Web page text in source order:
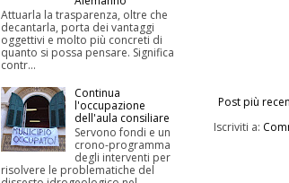
Post più
Iscriviti a:
Attuarla la trasparenza, oltre che
decantarla, porta dei vantaggi
oggettivi e molto più concreti di
quanto si possa pensare. Significa
contr...
Continua
l'occupazione
dell'aula consiliare
Servono fondi e un
crono-programma
degli interventi per
risolvere le problematiche del